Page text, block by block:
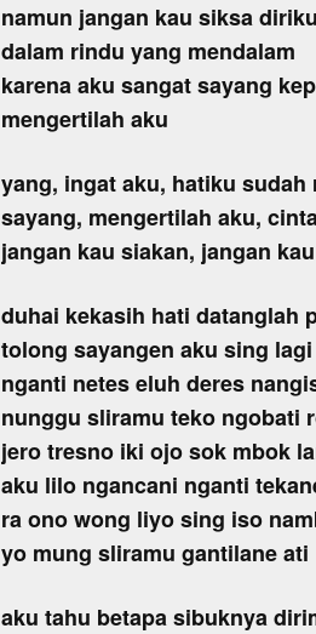
namun jangan kau siksa diriku
dalam rindu yang mendalam
karena aku sangat sayang
mengertilah aku
yang, ingat aku, hatiku sudah
sayang, mengertilah aku,
jangan kau siakan, jangan
duhai kekasih hati datanglah
tolong sayangen aku sing
nganti netes eluh deres
nunggu sliramu teko ngobati
jero tresno iki ojo sok mbok
aku lilo ngancani nganti
ra ono wong liyo sing iso
yo mung sliramu gantilane ati
aku tahu betapa sibuknya